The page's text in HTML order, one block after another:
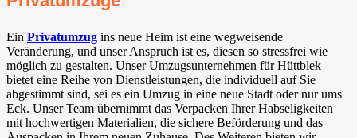
Ein Privatumzug ins neue Heim ist eine wegweisende
Veränderung, und unser Anspruch ist es, diesen so stressfrei wie
möglich zu gestalten. Unser Umzugsunternehmen für Hüttblek
bietet eine Reihe von Dienstleistungen, die individuell auf Sie
abgestimmt sind, sei es ein Umzug in eine neue Stadt oder nur ums
Eck. Unser Team übernimmt das Verpacken Ihrer Habseligkeiten
mit hochwertigen Materialien, die sichere Beförderung und das